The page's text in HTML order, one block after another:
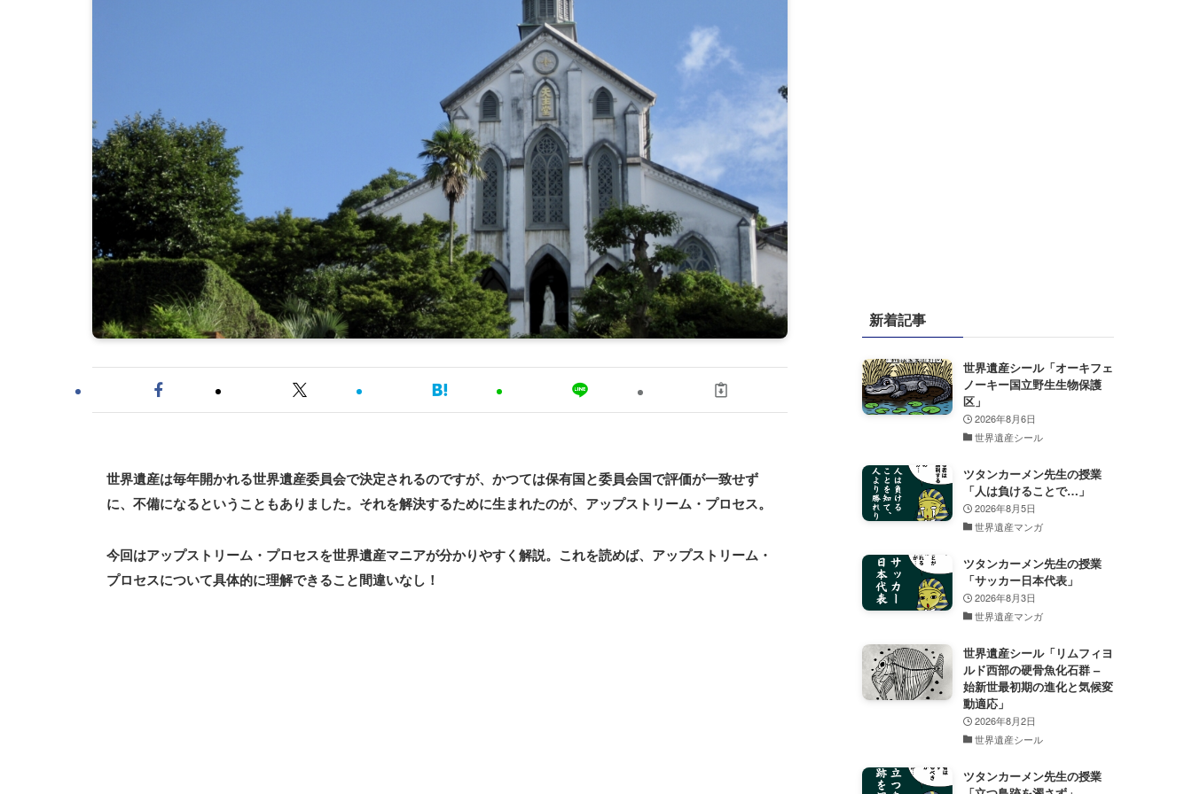
世界遺産は毎年開かれる世界遺産委員会で決定されるのですが、かつては保有国と委員会国で評価が一致せず
に、不備になるということもありました。それを解決するために生まれたのが、アップストリーム・プロセス。
今回はアップストリーム・プロセスを世界遺産マニアが分かりやすく解説。これを読めば、アップストリーム・
プロセスについて具体的に理解できること間違いなし！
新着記事
世界遺産シール「オーキフェ
ノーキー国立野生生物保護
区」
2026年8月6日
世界遺産シール
ツタンカーメン先生の授業
「人は負けることで…」
2026年8月5日
世界遺産マンガ
ツタンカーメン先生の授業
「サッカー日本代表」
2026年8月3日
世界遺産マンガ
世界遺産シール「リムフィヨ
ルド西部の硬骨魚化石群 –
始新世最初期の進化と気候変
動適応」
2026年8月2日
世界遺産シール
ツタンカーメン先生の授業